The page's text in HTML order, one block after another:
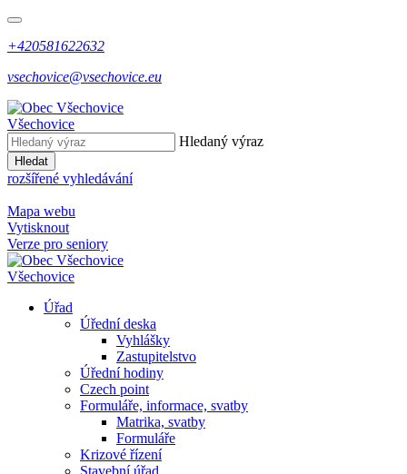
+420581622632
vsechovice@vsechovice.eu
Všechovice
Hledaný výraz
Hledat
rozšířené vyhledávání
Mapa webu
Vytisknout
Verze pro seniory
Všechovice
Úřad
Úřední deska
Vyhlášky
Zastupitelstvo
Úřední hodiny
Czech point
Formuláře, informace, svatby
Matrika, svatby
Formuláře
Krizové řízení
Stavební úřad